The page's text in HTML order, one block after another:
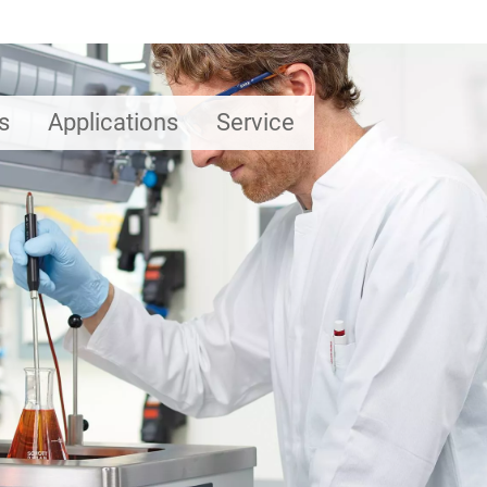
Applications Service